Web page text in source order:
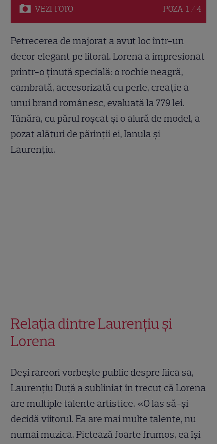
VEZI FOTO POZA 1 / 4
Petrecerea de majorat a avut loc într-un
decor elegant pe litoral. Lorena a impresionat
printr-o ținută specială: o rochie neagră,
cambrată, accesorizată cu perle, creație a
unui brand românesc, evaluată la 779 lei.
Tânăra, cu părul roșcat și o alură de model, a
pozat alături de părinții ei, Ianula și
Laurențiu.
Relația dintre Laurențiu și
Lorena
Deși rareori vorbește public despre fiica sa,
Laurențiu Duță a subliniat în trecut că Lorena
are multiple talente artistice. «O las să-și
decidă viitorul. Ea are mai multe talente, nu
numai muzica. Pictează foarte frumos, ea își